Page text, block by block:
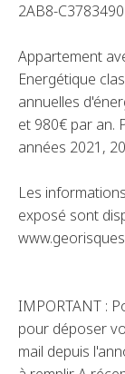
2AB8-
Appartement
Energétique
annuelles
et 980€ par an.
années 2021,
Les
exposé sont
IMPORTANT :
pour déposer
mail depuis